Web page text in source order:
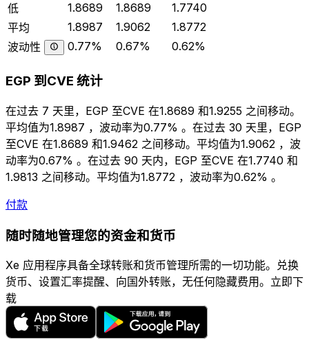
低
1.8689 1.8689
1.7740
平均
1.8987 1.9062
1.8772
波动性
0.77% 0.67% 0.62%
EGP 到CVE 统计
在过去 7 天里，EGP 至CVE 在1.8689 和1.9255 之间移动。
平均值为1.8987 ，波动率为0.77% 。在过去 30 天里，EGP
至CVE 在1.8689 和1.9462 之间移动。平均值为1.9062 ，波
动率为0.67% 。在过去 90 天内，EGP 至CVE 在1.7740 和
1.9813 之间移动。平均值为1.8772 ，波动率为0.62% 。
付款
随时随地管理您的资金和货币
Xe 应用程序具备全球转账和货币管理所需的一切功能。兑换
货币、设置汇率提醒、向国外转账，无任何隐藏费用。立即下
载